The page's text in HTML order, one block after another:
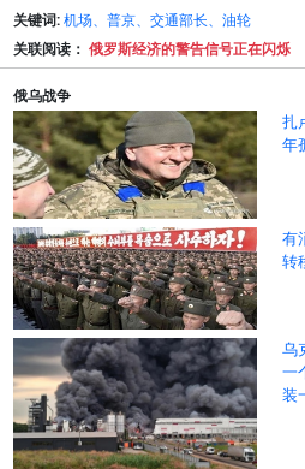
关键词: 机场、普京、交通部长、油轮
关联阅读： 俄罗斯经济的警告信号正在闪烁
俄乌战争
扎
年
有
转
乌
一
装